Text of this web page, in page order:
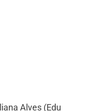
Alves (Edu